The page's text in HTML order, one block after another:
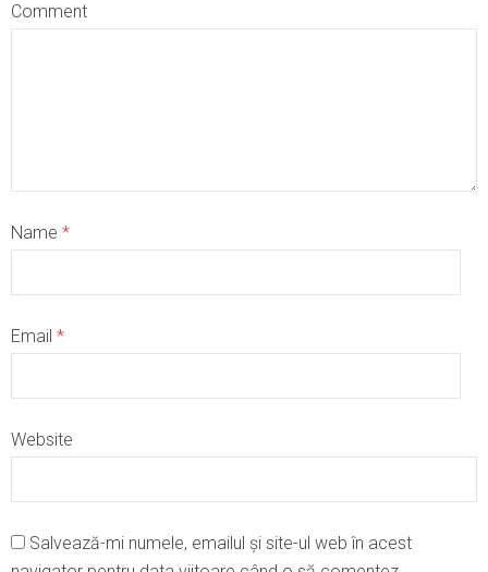
Comment
Name *
Email *
Website
Salvează-mi numele, emailul și site-ul web în acest